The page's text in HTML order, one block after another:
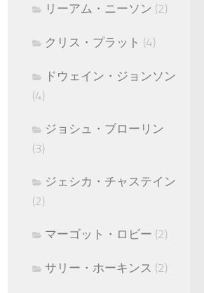
リーアム・ニーソン (2)
クリス・プラット (4)
ドウェイン・ジョンソン
(4)
ジョシュ・ブローリン
(3)
ジェシカ・チャステイン
(2)
マーゴット・ロビー (2)
サリー・ホーキンス (2)